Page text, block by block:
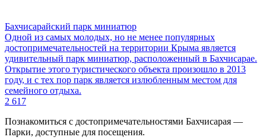
Бахчисарайский парк миниатюр
Одной из самых молодых, но не менее популярных
достопримечательностей на территории Крыма является
удивительный парк миниатюр, расположенный в Бахчисарае.
Открытие этого туристического объекта произошло в 2013
году, и с тех пор парк является излюбленным местом для
семейного отдыха.
2 617
Познакомиться с достопримечательностями Бахчисарая —
Парки, доступные для посещения.